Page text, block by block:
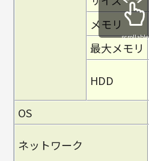
メモリ
最大メモリ
HDD
OS
ネットワーク
scrollable